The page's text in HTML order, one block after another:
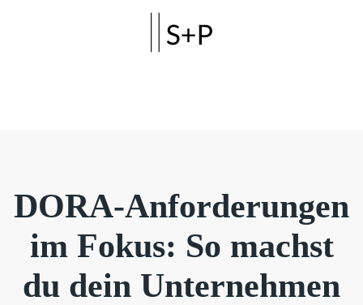
DORA-Anforderungen
im Fokus: So machst
du dein Unternehmen